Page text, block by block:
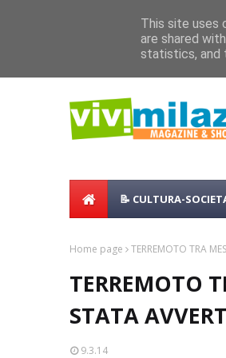
Concerto
Milazzo
📝 CULTURA-
Home page TERREMOTO TRA
TERREMOTO
STATA
9.3.14
This site uses
are shared
statistics, and